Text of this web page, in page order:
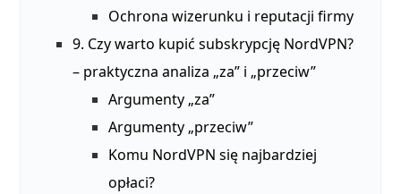
Ochrona wizerunku i reputacji firmy
9. Czy warto kupić subskrypcję NordVPN?
– praktyczna analiza „za” i „przeciw”
Argumenty „za”
Argumenty „przeciw”
Komu NordVPN się najbardziej
opłaci?